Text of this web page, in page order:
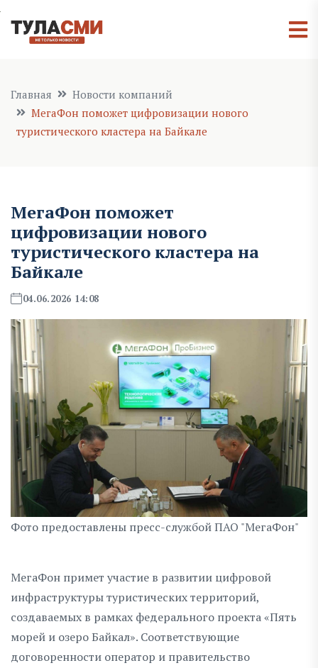
Главная
Новости компаний
МегаФон поможет цифровизации нового
туристического кластера на Байкале
МегаФон поможет
цифровизации нового
туристического кластера на
Байкале
04.06.2026 14:08
Фото предоставлены пресс-службой ПАО "МегаФон"
МегаФон примет участие в развитии цифровой
инфраструктуры туристических территорий,
создаваемых в рамках федерального проекта «Пять
морей и озеро Байкал». Соответствующие
договоренности оператор и правительство